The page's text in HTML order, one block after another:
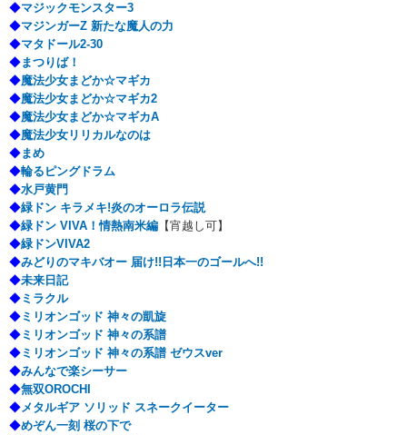
◆マジックモンスター3
◆マジンガーZ 新たな魔人の力
◆マタドール2-30
◆まつりば！
◆魔法少女まどか☆マギカ
◆魔法少女まどか☆マギカ2
◆魔法少女まどか☆マギカA
◆魔法少女リリカルなのは
◆まめ
◆輪るピングドラム
◆水戸黄門
◆緑ドン キラメキ!炎のオーロラ伝説
◆緑ドン VIVA！情熱南米編 【宵越し可】
◆緑ドンVIVA2
◆みどりのマキバオー 届け!!日本一のゴールへ!!
◆未来日記
◆ ミラクル
◆ ミリオンゴッド 神々の凱旋
◆ ミリオンゴッド 神々の系譜
◆ ミリオンゴッド 神々の系譜 ゼウスver
◆みんなで楽シーサー
◆無双OROCHI
◆メタルギア ソリッド スネークイーター
◆めぞん一刻 桜の下で